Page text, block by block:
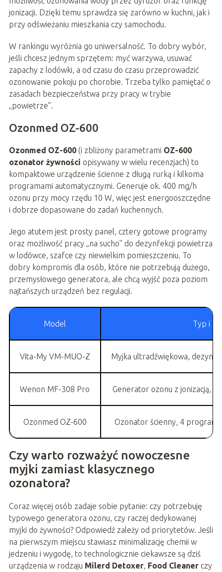
jonizacji. Dzięki temu sprawdza się zarówno w kuchni, jak i
przy odświeżaniu mieszkania czy samochodu.
W rankingu wyróżnia go uniwersalność. To dobry wybór,
jeśli chcesz jednym sprzętem: myć warzywa, usuwać
zapachy z lodówki, a od czasu do czasu przeprowadzić
ozonowanie pokoju po chorobie. Trzeba tylko pamiętać o
zasadach bezpieczeństwa przy pracy w trybie
„powietrze”.
Ozonmed OZ-600
Ozonmed OZ-600(i zbliżony parametrami OZ-600
ozonator żywności opisywany w wielu recenzjach) to
kompaktowe urządzenie ścienne z długą rurką i kilkoma
programami automatycznymi. Generuje ok. 400 mg/h
ozonu przy mocy rzędu 10 W, więc jest energooszczędne
i dobrze dopasowane do zadań kuchennych.
Jego atutem jest prosty panel, cztery gotowe programy
oraz możliwość pracy „na sucho” do dezynfekcji powietrza
w lodówce, szafce czy niewielkim pomieszczeniu. To
dobry kompromis dla osób, które nie potrzebują dużego,
przemysłowego generatora, ale chcą wyjść poza poziom
najtańszych urządzeń bez regulacji.
Model Typ i
Vita-My VM-MUO-Z Myjka ultradźwiękowa,
Wenon MF-308 Pro Generator ozonu z jonizacją,
Ozonmed OZ-600 Ozonator ścienny, 4
Czy warto rozważyć nowoczesne
myjki zamiast klasycznego
ozonatora?
Coraz więcej osób zadaje sobie pytanie: czy potrzebuję
typowego generatora ozonu, czy raczej dedykowanej
myjki do żywności? Odpowiedź zależy od priorytetów. Jeśli
na pierwszym miejscu stawiasz minimalizację chemii w
jedzeniu i wygodę, to technologicznie ciekawsze są dziś
urządzenia w rodzaju Milerd Detoxer, Food Cleanerczy